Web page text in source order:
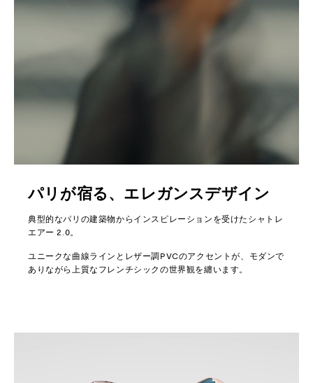
パリが宿る、エレガンスデザイン
典型的なパリの建築物からインスピレーションを受けたシャトレ
エアー 2.0。
ユニークな曲線ラインとレザー調PVCのアクセントが、モダンで
ありながら上質なフレンチシックの世界観を纏います。